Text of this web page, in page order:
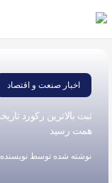
اخبار صنعت و اقتصاد
همت رسید
نوشته شده توسط نویسنده
استفاده
از